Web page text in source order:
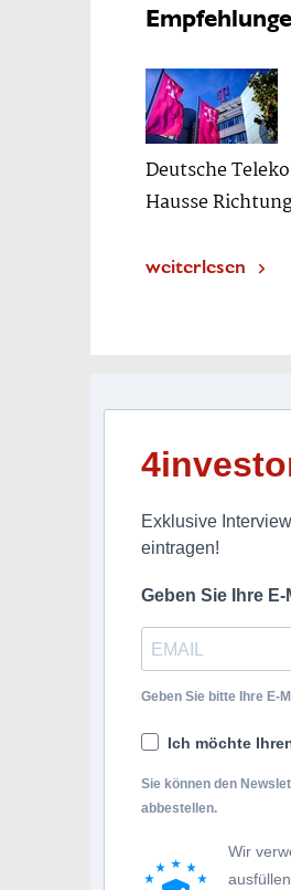
Deutsche
Hausse
weiterlesen
Exklusive
eintragen!
Geben Sie Ihre
Geben Sie bitte Ihre E-
Ich möchte
Sie können den
abbestellen.
Wir